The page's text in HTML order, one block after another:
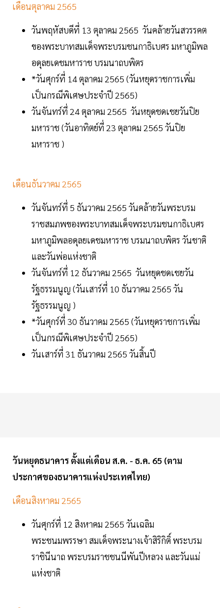
เดือนตุลาคม 2565
วันพฤหัสบดีที่ 13 ตุลาคม 2565 วันคล้ายวันสวรรคต
ของพระบาทสมเด็จพระบรมชนกาธิเบศร มหาภูมิพล
อดุลยเดชมหาราช บรมนาถบพิตร
*วันศุกร์ที่ 14 ตุลาคม 2565 (วันหยุดราชการเพิ่ม
เป็นกรณีพิเศษประจำปี 2565)
วันจันทร์ที่ 24 ตุลาคม 2565 วันหยุดชดเชยวันปิย
มหาราช (วันอาทิตย์ที่ 23 ตุลาคม 2565 วันปิย
มหาราช )
เดือนธันวาคม 2565
วันจันทร์ที่ 5 ธันวาคม 2565 วันคล้ายวันพระบรม
ราชสมภพของพระบาทสมเด็จพระบรมชนกาธิเบศร
มหาภูมิพลอดุลยเดชมหาราช บรมนาถบพิตร วันชาติ
และวันพ่อแห่งชาติ
วันจันทร์ที่ 12 ธันวาคม 2565 วันหยุดชดเชยวัน
รัฐธรรมนูญ (วันเสาร์ที่ 10 ธันวาคม 2565 วัน
รัฐธรรมนูญ )
*วันศุกร์ที่ 30 ธันวาคม 2565 (วันหยุดราชการเพิ่ม
เป็นกรณีพิเศษประจำปี 2565)
วันเสาร์ที่ 31 ธันวาคม 2565 วันสิ้นปี
วันหยุดธนาคาร ตั้งแต่เดือน ส.ค. - ธ.ค. 65 (ตาม
ประกาศของธนาคารแห่งประเทศไทย)
เดือนสิงหาคม 2565
วันศุกร์ที่ 12 สิงหาคม 2565 วันเฉลิม
พระชนมพรรษา สมเด็จพระนางเจ้าสิริกิติ์ พระบรม
ราชินีนาถ พระบรมราชชนนีพันปีหลวง และวันแม่
แห่งชาติ